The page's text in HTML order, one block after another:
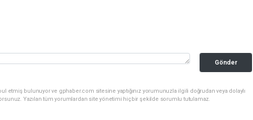
Gönder
etmiş bulunuyor ve gphaber.com sitesine yaptığınız yorumunuzla ilgili doğrudan veya dolaylı
Yazılan tüm yorumlardan site yönetimi hiçbir şekilde sorumlu tutulamaz.